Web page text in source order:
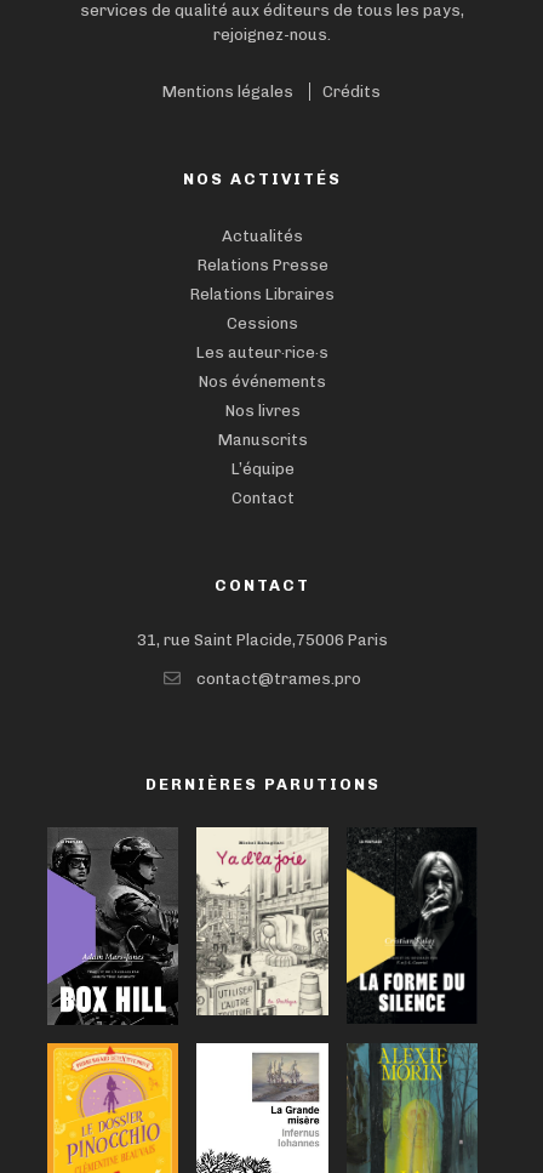
services de qualité aux éditeurs de tous les pays,
rejoignez-nous.
Mentions légales Crédits
NOS ACTIVITÉS
Actualités
Relations Presse
Relations Libraires
Cessions
Les auteur·rice·s
Nos événements
Nos livres
Manuscrits
L’équipe
Contact
CONTACT
31, rue Saint Placide,75006 Paris
contact@trames.pro
DERNIÈRES PARUTIONS